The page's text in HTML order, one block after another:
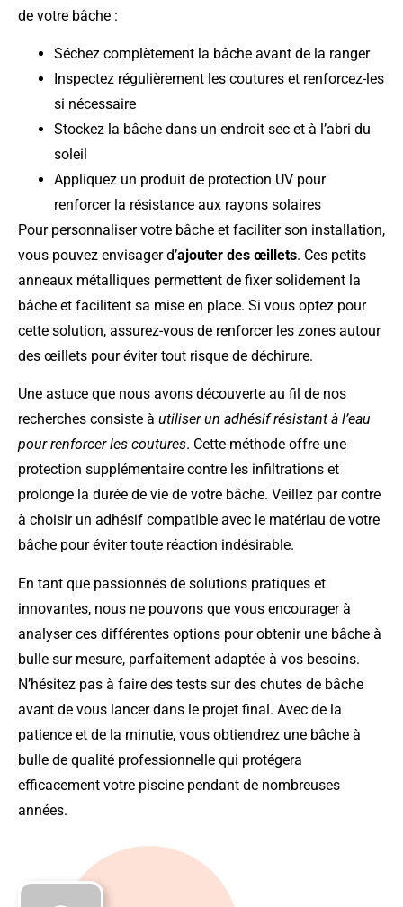
de votre bâche :
Séchez complètement la bâche avant de la ranger
Inspectez régulièrement les coutures et renforcez-les
si nécessaire
Stockez la bâche dans un endroit sec et à l’abri du
soleil
Appliquez un produit de protection UV pour
renforcer la résistance aux rayons solaires
Pour personnaliser votre bâche et faciliter son installation,
vous pouvez envisager d’ajouter des œillets. Ces petits
anneaux métalliques permettent de fixer solidement la
bâche et facilitent sa mise en place. Si vous optez pour
cette solution, assurez-vous de renforcer les zones autour
des œillets pour éviter tout risque de déchirure.
Une astuce que nous avons découverte au fil de nos
recherches consiste à utiliser un adhésif résistant à l’eau
pour renforcer les coutures. Cette méthode offre une
protection supplémentaire contre les infiltrations et
prolonge la durée de vie de votre bâche. Veillez par contre
à choisir un adhésif compatible avec le matériau de votre
bâche pour éviter toute réaction indésirable.
En tant que passionnés de solutions pratiques et
innovantes, nous ne pouvons que vous encourager à
analyser ces différentes options pour obtenir une bâche à
bulle sur mesure, parfaitement adaptée à vos besoins.
N’hésitez pas à faire des tests sur des chutes de bâche
avant de vous lancer dans le projet final. Avec de la
patience et de la minutie, vous obtiendrez une bâche à
bulle de qualité professionnelle qui protégera
efficacement votre piscine pendant de nombreuses
années.